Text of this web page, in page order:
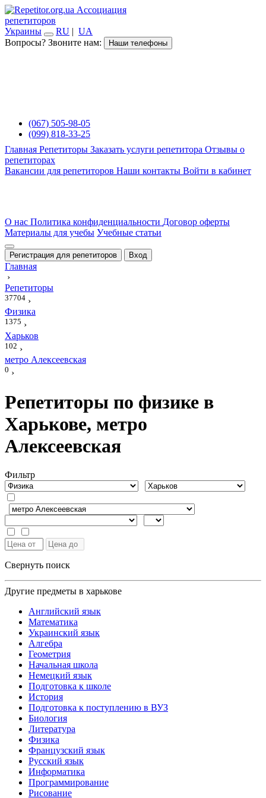
Ассоциация
репетиторов
Украины
RU | UA
Вопросы? Звоните нам:
Наши телефоны
(067) 505-98-05
(099) 818-33-25
Главная Репетиторы Заказать услуги репетитора Отзывы о
репетиторах
Вакансии для репетиторов Наши контакты Войти в кабинет
О нас Политика конфиденциальности Договор оферты
Материалы для учебы Учебные статьи
Регистрация для репетиторов Вход
Главная
›
Репетиторы
37704 ›
Физика
1375 ›
Харьков
102 ›
метро Алексеевская
0 ›
Репетиторы по физике в
Харькове, метро
Алексеевская
Фильтр
Свернуть поиск
Другие предметы в харькове
Английский язык
Математика
Украинский язык
Алгебра
Геометрия
Начальная школа
Немецкий язык
Подготовка к школе
История
Подготовка к поступлению в ВУЗ
Биология
Литература
Физика
Французский язык
Русский язык
Информатика
Программирование
Рисование